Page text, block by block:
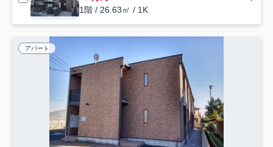
1階 / 26.63㎡ / 1K
アパート